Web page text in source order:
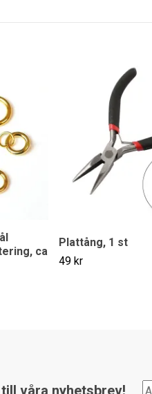
ca
Plattång, 1 st
49 kr